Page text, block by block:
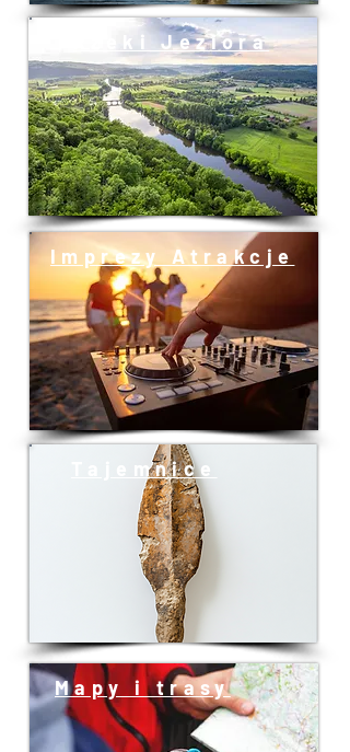
Rzeki Jeziora
Imprezy Atrakcje
Tajemnice
Mapy i trasy